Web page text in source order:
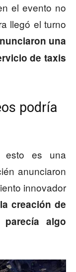
el evento no
llegó el turno
una
de taxis
podría
esto es una
anunciaron
innovador
la creación de
algo